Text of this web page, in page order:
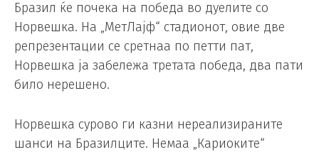
Бразил ќе почека на победа во дуелите со
Норвешка. На „МетЛајф“ стадионот, овие две
репрезентации се сретнаа по петти пат,
Норвешка ја забележа третата победа, два пати
било нерешено.
Норвешка сурово ги казни нереализираните
шанси на Бразилците. Немаа „Кариоките“